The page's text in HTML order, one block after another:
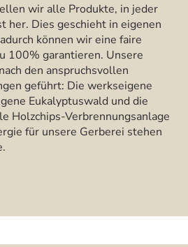
wir alle Produkte, in jeder
her. Dies geschieht in eigenen
können wir eine faire
100% garantieren. Unsere
den anspruchsvollen
geführt: Die werkseigene
Eukalyptuswald und die
Holzchips-Verbrennungsanlage
für unsere Gerberei stehen